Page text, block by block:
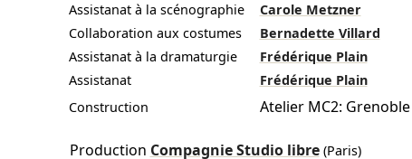
Assistanat à la scénographie
Carole Metzner
Collaboration aux costumes
Bernadette Villard
Assistanat à la dramaturgie
Frédérique Plain
Assistanat
Frédérique Plain
Construction
Atelier MC2: Grenoble
Production Compagnie Studio libre(Paris)